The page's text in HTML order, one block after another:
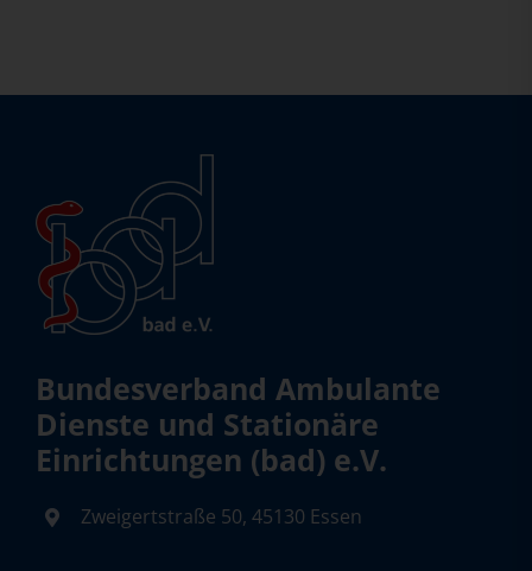
Bundesverband Ambulante
Dienste und Stationäre
Einrichtungen (bad) e.V.
Zweigertstraße 50, 45130 Essen